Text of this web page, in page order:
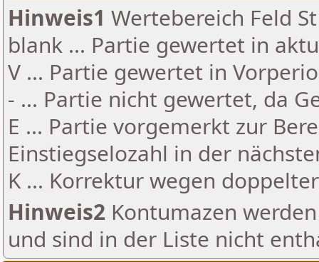
Hinweis1 Wertebereich Feld
blank ... Partie gewertet in
V ... Partie gewertet in
- ... Partie nicht gewertet, da
E ... Partie vorgemerkt zur
Einstiegselozahl in der
K ... Korrektur wegen
Hinweis2 Kontumazen
und sind in der Liste nicht